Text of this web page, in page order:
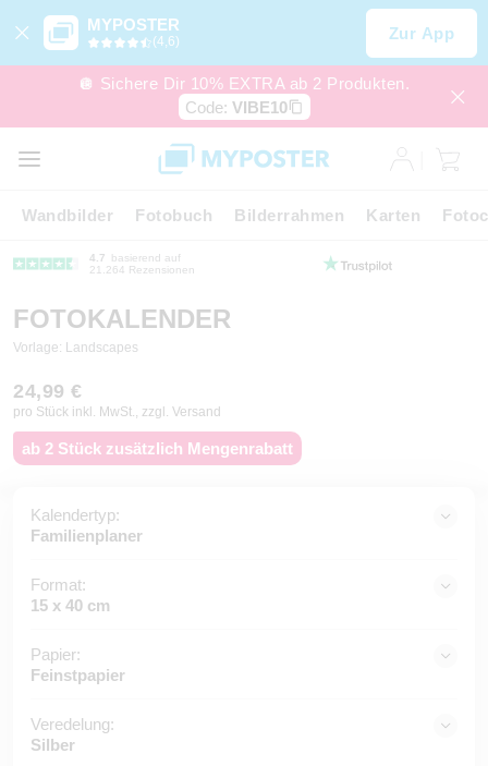
MYPOSTER
(4,6) Zur App
🪩 Sichere Dir 10% EXTRA ab 2 Produkten.
Code: VIBE10
Wandbilder Fotobuch Bilderrahmen Karten
4.7
basierend auf
21.264 Rezensionen
FOTOKALENDER
Vorlage: Landscapes
24,99 €
pro Stück inkl. MwSt., zzgl. Versand
ab 2 Stück zusätzlich Mengenrabatt
Kalendertyp:
Familienplaner
Format:
15 x 40 cm
Papier:
Feinstpapier
Veredelung:
Silber